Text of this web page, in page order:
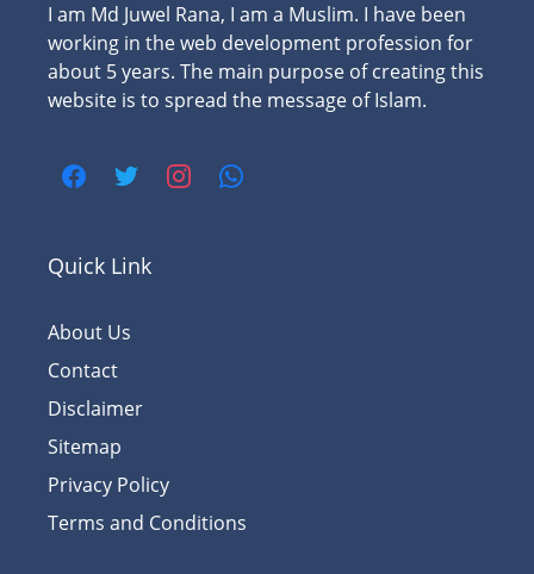
I am Md Juwel Rana, I am a Muslim. I have been
working in the web development profession for
about 5 years. The main purpose of creating this
website is to spread the message of Islam.
Quick Link
About Us
Contact
Disclaimer
Sitemap
Privacy Policy
Terms and Conditions